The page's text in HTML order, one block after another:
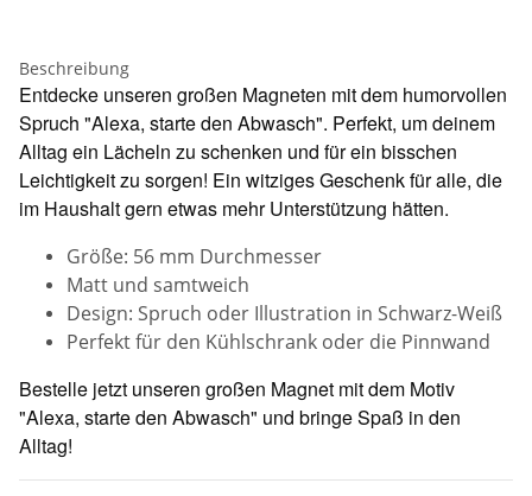
Beschreibung
Entdecke unseren großen Magneten mit dem humorvollen
Spruch "Alexa, starte den Abwasch". Perfekt, um deinem
Alltag ein Lächeln zu schenken und für ein bisschen
Leichtigkeit zu sorgen! Ein witziges Geschenk für alle, die
im Haushalt gern etwas mehr Unterstützung hätten.
Größe: 56 mm Durchmesser
Matt und samtweich
Design: Spruch oder Illustration in Schwarz-Weiß
Perfekt für den Kühlschrank oder die Pinnwand
Bestelle jetzt unseren großen Magnet mit dem Motiv
"Alexa, starte den Abwasch" und bringe Spaß in den
Alltag!